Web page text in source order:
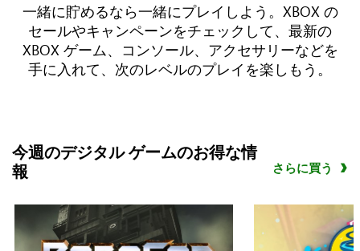
一緒に貯めるなら一緒にプレイしよう。XBOX の
セールやキャンペーンをチェックして、最新の
XBOX ゲーム、コンソール、アクセサリーなどを
手に入れて、次のレベルのプレイを楽しもう。
今週のデジタル ゲームのお得な情
報
さらに買う